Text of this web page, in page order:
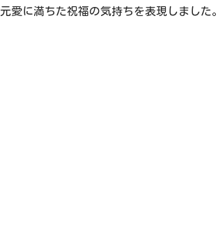
元愛に満ちた祝福の気持ちを表現しました。